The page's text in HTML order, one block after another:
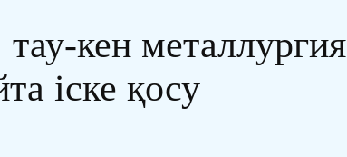
кен металлургия
іске қосу